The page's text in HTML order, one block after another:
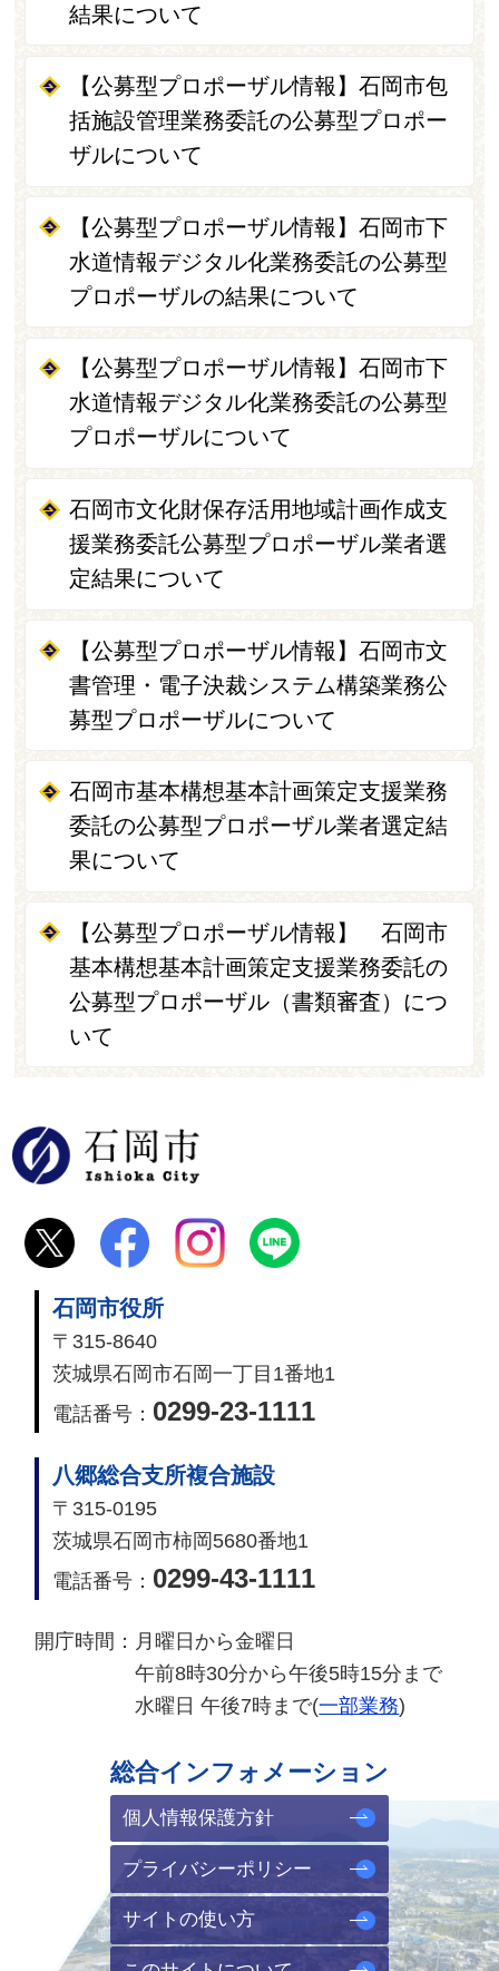
結果について
【公募型プロポーザル情報】石岡市包
括施設管理業務委託の公募型プロポー
ザルについて
【公募型プロポーザル情報】石岡市下
水道情報デジタル化業務委託の公募型
プロポーザルの結果について
【公募型プロポーザル情報】石岡市下
水道情報デジタル化業務委託の公募型
プロポーザルについて
石岡市文化財保存活用地域計画作成支
援業務委託公募型プロポーザル業者選
定結果について
【公募型プロポーザル情報】石岡市文
書管理・電子決裁システム構築業務公
募型プロポーザルについて
石岡市基本構想基本計画策定支援業務
委託の公募型プロポーザル業者選定結
果について
【公募型プロポーザル情報】 石岡市
基本構想基本計画策定支援業務委託の
公募型プロポーザル（書類審査）につ
いて
石岡市役所
〒315-8640
茨城県石岡市石岡一丁目1番地1
電話番号： 0299-23-1111
八郷総合支所複合施設
〒315-0195
茨城県石岡市柿岡5680番地1
電話番号： 0299-43-1111
開庁時間： 月曜日から金曜日
午前8時30分から午後5時15分まで
水曜日 午後7時まで(一部業務)
総合インフォメーション
個人情報保護方針
プライバシーポリシー
サイトの使い方